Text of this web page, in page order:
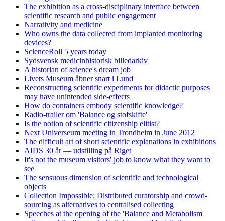
The exhibition as a cross-disciplinary interface between
scientific research and public engagement
Narrativity and medicine
Who owns the data collected from implanted monitoring
devices?
ScienceRoll 5 years today
Sydsvensk medicinhistorisk billedarkiv
A historian of science's dream job
Livets Museum åbner snart i Lund
Reconstructing scientific experiments for didactic purposes
may have unintended side-effects
How do containers embody scientific knowledge?
Radio-trailer om 'Balance og stofskifte'
Is the notion of scientific citizenship elitist?
Next Universeum meeting in Trondheim in June 2012
The difficult art of short scientific explanations in exhibitions
AIDS 30 år — udstilling på Riget
It's not the museum visitors' job to know what they want to
see
The sensuous dimension of scientific and technological
objects
Collection Impossible: Distributed curatorship and crowd-
sourcing as alternatives to centralised collecting
Speeches at the opening of the 'Balance and Metabolism'